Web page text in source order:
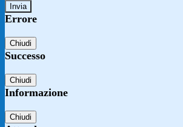
Errore
Chiudi
Successo
Chiudi
Informazione
Chiudi